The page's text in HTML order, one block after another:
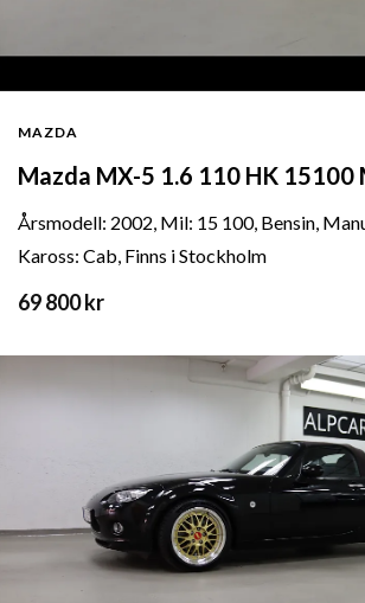
MAZDA
Mazda MX-5 1.6 110 HK 15100
Årsmodell: 2002, Mil: 15 100, Bensin,
Kaross: Cab, Finns i Stockholm
69 800 kr